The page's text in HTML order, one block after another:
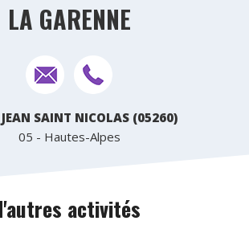
LA GARENNE
SAINT NICOLAS (05260)
05 - Hautes-Alpes
activités